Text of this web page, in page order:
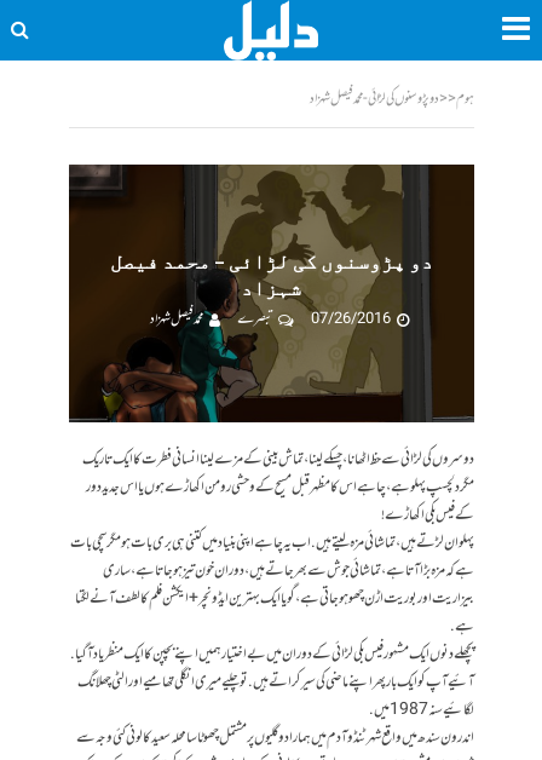
ہوم<<دو پڑوسنوں کی لڑائی - محمد فیصل شہزاد
دو پڑوسنوں کی لڑائی – محمد فیصل
شہزاد
07/26/2016
تبصرے محمد فیصل شہزاد
دوسروں کی لڑائی سے حظ اٹھانا، چسکے لینا، تماش بینی کے مزے لینا انسانی فطرت کا ایک تاریک
مگر دلچسپ پہلو ہے، چاہے اس کا مظہر قبل مسیح کے وحشی رومن اکھاڑے ہوں یا اس جدید دور
کے فیس بکی اکھاڑے!
پہلوان لڑتے ہیں، تماشائی مزہ لیتے ہیں. اب یہ چاہے اپنی بنیاد میں کتنی ہی بری بات ہو مگر سچی بات
ہے کہ مزہ بڑا آتا ہے، تماشائی جوش سے بھر جاتے ہیں، دوران خون تیز ہو جاتا ہے، ساری
بیزاریت اور بوریت اڑن چھو ہو جاتی ہے، گویا ایک بہترین ایڈونچر+ایکشن فلم کا لطف آ نے لگتا
ہے.
پچھلے دنوں ایک مشہور فیس بکی لڑائی کے دوران میں بےاختیار ہمیں اپنے بچپن کا ایک منظر یاد آ گیا.
آئیے آپ کو ایک بار پھر اپنے ماضی کی سیر کراتے ہیں. تو چلیے میری انگلی تھامیے اور الٹی چھلانگ
لگائیے سنہ 1987میں.
اندرون سندھ میں واقع شہر ٹنڈوآدم میں ہمارا دو گلیوں پر مشتمل چھوٹا سا محلہ سعید کالونی کئی وجہ سے